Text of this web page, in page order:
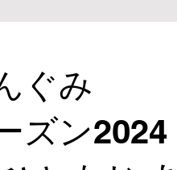
ぐみ
ズン2024